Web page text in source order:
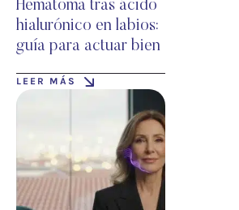
Hematoma tras ácido
hialurónico en labios:
guía para actuar bien
LEER MÁS